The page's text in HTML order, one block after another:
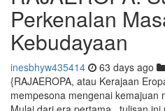
Perkenalan
Kebudayaan
inesbhyw435414 63 days ago
{RAJAEROPA, atau Kerajaan
mempesona mengenai kemajuan